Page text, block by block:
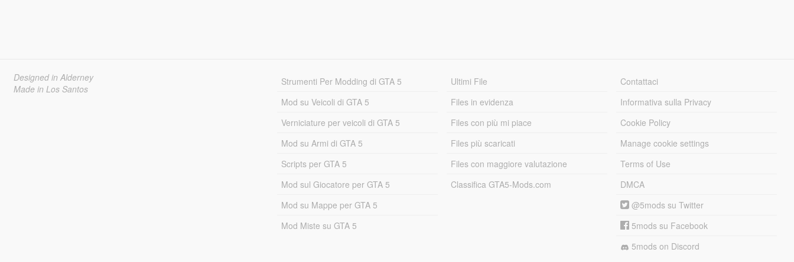
Designed in Alderney
Made in Los Santos
Strumenti Per Modding di GTA 5
Mod su Veicoli di GTA 5
Verniciature per veicoli di GTA 5
Mod su Armi di GTA 5
Scripts per GTA 5
Mod sul Giocatore per GTA 5
Mod su Mappe per GTA 5
Mod Miste su GTA 5
Ultimi File
Files in evidenza
Files con più mi piace
Files più scaricati
Files con maggiore valutazione
Classifica GTA5-Mods.com
Contattaci
Informativa sulla Privacy
Cookie Policy
Manage cookie settings
Terms of Use
DMCA
@5mods su Twitter
5mods su Facebook
5mods on Discord